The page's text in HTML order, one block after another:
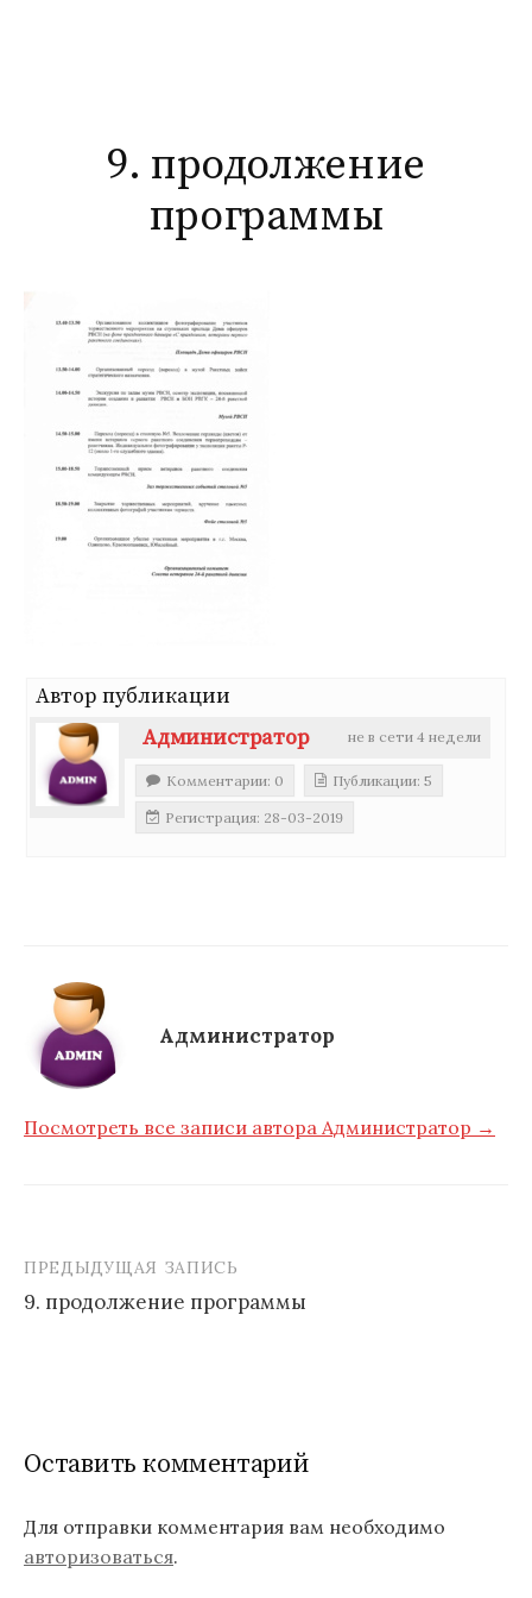
9. продолжение
программы
Автор публикации
не в сети 4 недели
Администратор
Комментарии: 0 Публикации: 5
Регистрация: 28-03-2019
Администратор
Посмотреть все записи автора Администратор →
Навигация
по
ПРЕДЫДУЩАЯ ЗАПИСЬ
9. продолжение программы
Оставить комментарий
Для отправки комментария вам необходимо
авторизоваться.